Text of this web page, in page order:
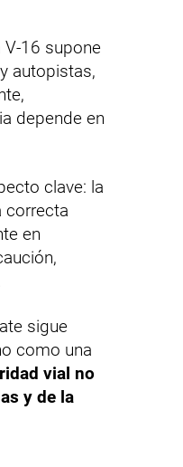
V-16 supone
autopistas,
depende en
clave: la
correcta
en
sigue
como una
vial no
y de la